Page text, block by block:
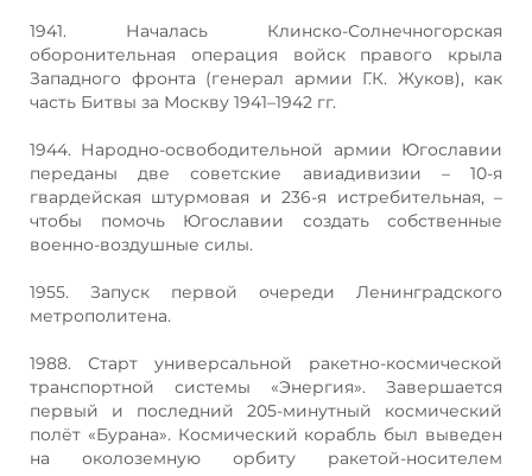
1941. Началась Клинско-Солнечногорская
оборонительная операция войск правого крыла
Западного фронта (генерал армии Г.К. Жуков), как
часть Битвы за Москву 1941–1942 гг.
1944. Народно-освободительной армии Югославии
переданы две советские авиадивизии – 10-я
гвардейская штурмовая и 236-я истребительная, –
чтобы помочь Югославии создать собственные
военно-воздушные силы.
1955. Запуск первой очереди Ленинградского
метрополитена.
1988. Старт универсальной ракетно-космической
транспортной системы «Энергия». Завершается
первый и последний 205-минутный космический
полёт «Бурана». Космический корабль был выведен
на околоземную орбиту ракетой-носителем